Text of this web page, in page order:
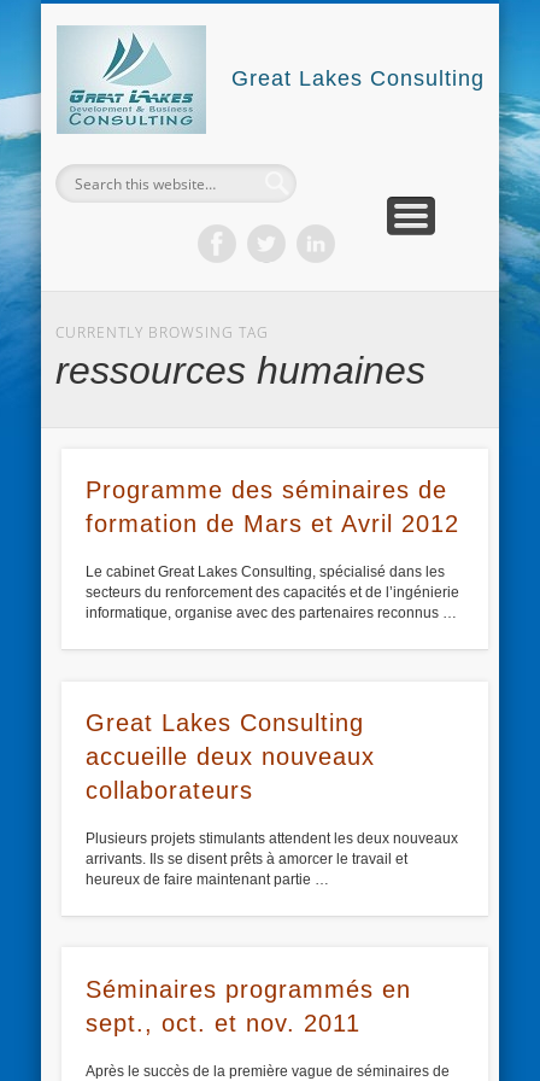
Great Lakes Consulting
CURRENTLY BROWSING TAG
ressources humaines
Programme des séminaires de
formation de Mars et Avril 2012
Le cabinet Great Lakes Consulting, spécialisé dans les
secteurs du renforcement des capacités et de l’ingénierie
informatique, organise avec des partenaires reconnus …
Great Lakes Consulting
accueille deux nouveaux
collaborateurs
Plusieurs projets stimulants attendent les deux nouveaux
arrivants. Ils se disent prêts à amorcer le travail et
heureux de faire maintenant partie …
Séminaires programmés en
sept., oct. et nov. 2011
Après le succès de la première vague de séminaires de